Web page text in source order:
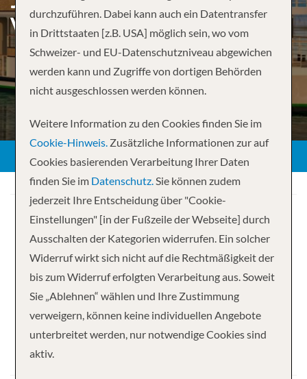
VICTORIA FALLS –
Ihre Kreuzfahrt
8 NächteZimbabwean Dream
Abfahrt
durchzuführen. Dabei kann auch ein Datentransfer
in Drittstaaten [z.B. USA] möglich sein, wo vom
Schweizer- und EU-Datenschutzniveau abgewichen
werden kann und Zugriffe von dortigen Behörden
nicht ausgeschlossen werden können.
Weitere Information zu den Cookies finden Sie im
Cookie-Hinweis. Zusätzliche Informationen zur auf
Cookies basierenden Verarbeitung Ihrer Daten
finden Sie im Datenschutz.Sie können zudem
jederzeit Ihre Entscheidung über "Cookie-
Einstellungen" [in der Fußzeile der Webseite] durch
Ausschalten der Kategorien widerrufen. Ein solcher
Widerruf wirkt sich nicht auf die Rechtmäßigkeit der
bis zum Widerruf erfolgten Verarbeitung aus. Soweit
Sie „Ablehnen“ wählen und Ihre Zustimmung
verweigern, können keine individuellen Angebote
unterbreitet werden, nur notwendige Cookies sind
aktiv.